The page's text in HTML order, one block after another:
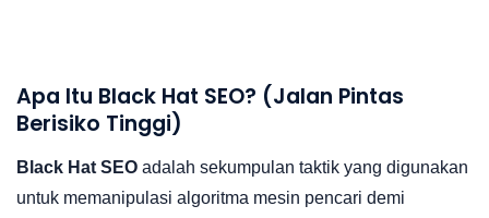
Apa Itu Black Hat SEO? (Jalan Pintas
Berisiko Tinggi)
Black Hat SEO adalah sekumpulan taktik yang digunakan
untuk memanipulasi algoritma mesin pencari demi